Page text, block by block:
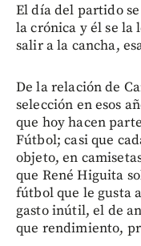
El día del partido
la crónica y él se la
salir a la cancha,
De la relación de
selección en esos
que hoy hacen
Fútbol; casi que
objeto, en
que René Higuita
fútbol que le gusta
gasto inútil, el de
que rendimiento,